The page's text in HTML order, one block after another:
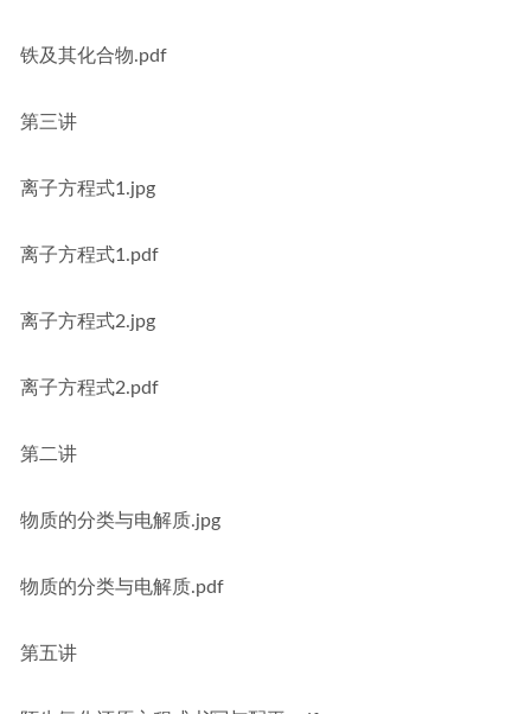
铁及其化合物.pdf
第三讲
离子方程式1.jpg
离子方程式1.pdf
离子方程式2.jpg
离子方程式2.pdf
第二讲
物质的分类与电解质.jpg
物质的分类与电解质.pdf
第五讲